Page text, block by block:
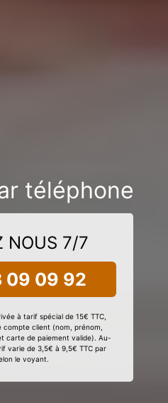
téléphone
NOUS 7/7
09 92
à tarif spécial de 15€ TTC,
client (nom, prénom,
carte de paiement valide). Au-
varie de 3,5€ à 9,5€ TTC par
le voyant.